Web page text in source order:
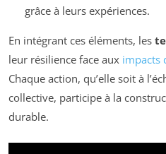
grâce à leurs expériences.
En intégrant ces éléments, les
leur résilience face aux impacts
Chaque action, qu’elle soit à
collective, participe à la
durable.